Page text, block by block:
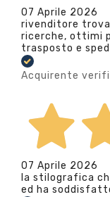
07 Aprile 2026
rivenditore
ricerche, ottimi
trasposto e
Acquirente
07 Aprile 2026
la stilografica
ed ha